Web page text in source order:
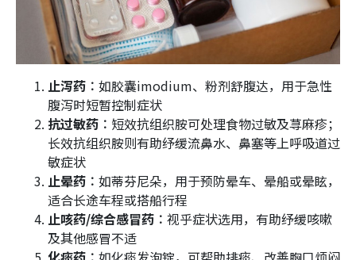
止泻药︰ 如胶囊imodium、粉剂舒腹达，用于急性
腹泻时短暂控制症状​
抗过敏药︰ 短效抗组织胺可处理食物过敏及荨麻疹；
长效抗组织胺则有助纾缓流鼻水、鼻塞等上呼吸道过
敏症状
止晕药︰ 如蒂芬尼朵，用于预防晕车、晕船或晕眩，
适合长途车程或搭船行程​
止咳药/综合感冒药︰ 视乎症状选用，有助纾缓咳嗽
及其他感冒不适​